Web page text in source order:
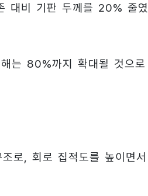
대비 기판 두께를 20% 줄
는 80%까지 확대될 것으
로, 회로 집적도를 높이면